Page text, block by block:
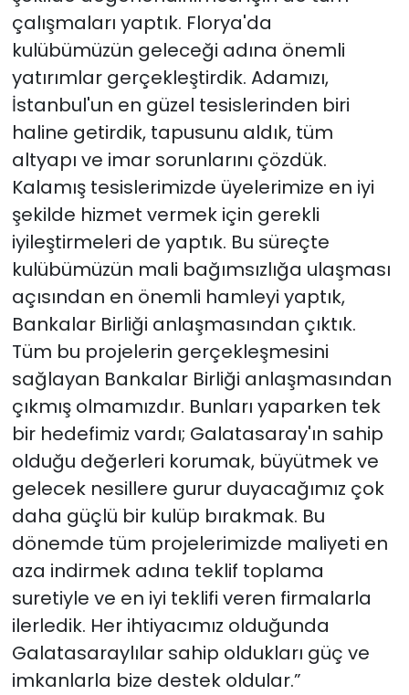
çalışmaları yaptık. Florya'da
kulübümüzün geleceği adına önemli
yatırımlar gerçekleştirdik. Adamızı,
İstanbul'un en güzel tesislerinden biri
haline getirdik, tapusunu aldık, tüm
altyapı ve imar sorunlarını çözdük.
Kalamış tesislerimizde üyelerimize en iyi
şekilde hizmet vermek için gerekli
iyileştirmeleri de yaptık. Bu süreçte
kulübümüzün mali bağımsızlığa ulaşması
açısından en önemli hamleyi yaptık,
Bankalar Birliği anlaşmasından çıktık.
Tüm bu projelerin gerçekleşmesini
sağlayan Bankalar Birliği anlaşmasından
çıkmış olmamızdır. Bunları yaparken tek
bir hedefimiz vardı; Galatasaray'ın sahip
olduğu değerleri korumak, büyütmek ve
gelecek nesillere gurur duyacağımız çok
daha güçlü bir kulüp bırakmak. Bu
dönemde tüm projelerimizde maliyeti en
aza indirmek adına teklif toplama
suretiyle ve en iyi teklifi veren firmalarla
ilerledik. Her ihtiyacımız olduğunda
Galatasaraylılar sahip oldukları güç ve
imkanlarla bize destek oldular.”